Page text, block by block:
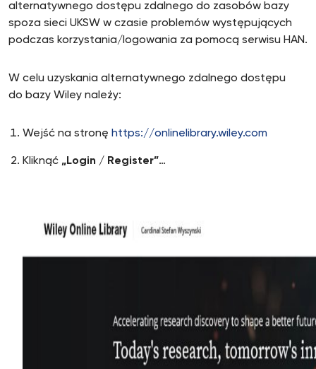
alternatywnego dostępu zdalnego do zasobów bazy
spoza sieci UKSW w czasie problemów występujących
podczas korzystania/logowania za pomocą serwisu HAN.
W celu uzyskania alternatywnego zdalnego dostępu
do bazy Wiley należy:
Wejść na stronę https://onlinelibrary.wiley.com
Kliknąć „Login / Register”…